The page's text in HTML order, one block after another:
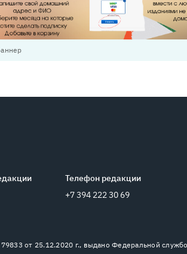
Телефон редакции
+7 394 222 30 69
от 25.12.2020 г., выдано Федеральной